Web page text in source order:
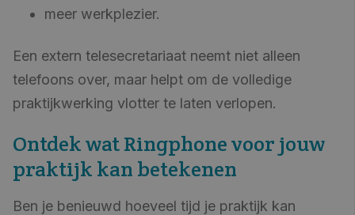
meer werkplezier.
Een extern telesecretariaat neemt niet alleen
telefoons over, maar helpt om de volledige
praktijkwerking vlotter te laten verlopen.
Ontdek wat Ringphone voor jouw
praktijk kan betekenen
Ben je benieuwd hoeveel tijd je praktijk kan